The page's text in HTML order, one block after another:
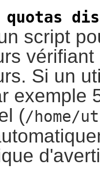
script
Si un
exemple
(/home/